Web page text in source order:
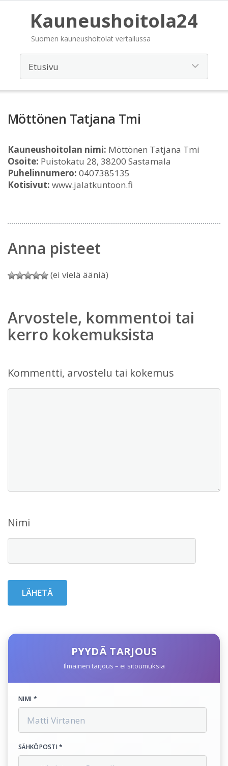
Kauneushoitola24
Suomen kauneushoitolat vertailussa
Möttönen Tatjana Tmi
Kauneushoitolan nimi: Möttönen Tatjana Tmi
Osoite: Puistokatu 28, 38200 Sastamala
Puhelinnumero: 0407385135
Kotisivut: www.jalatkuntoon.fi
Anna pisteet
(ei vielä ääniä)
Arvostele, kommentoi tai
kerro kokemuksista
Kommentti, arvostelu tai kokemus
Nimi
PYYDÄ TARJOUS
Ilmainen tarjous – ei sitoumuksia
NIMI *
SÄHKÖPOSTI *